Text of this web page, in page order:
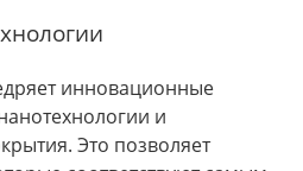
инновационные
и
Это позволяет